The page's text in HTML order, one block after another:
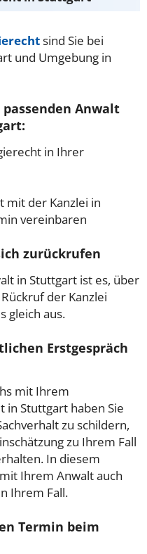
sind Sie bei
und Umgebung in
Anwalt
in Ihrer
mit der Kanzlei in
vereinbaren
zurückrufen
in Stuttgart ist es, über
der Kanzlei
gleich aus.
Erstgespräch
mit Ihrem
in Stuttgart haben Sie
zu schildern,
zu Ihrem Fall
In diesem
Ihrem Anwalt auch
Ihrem Fall.
Termin beim